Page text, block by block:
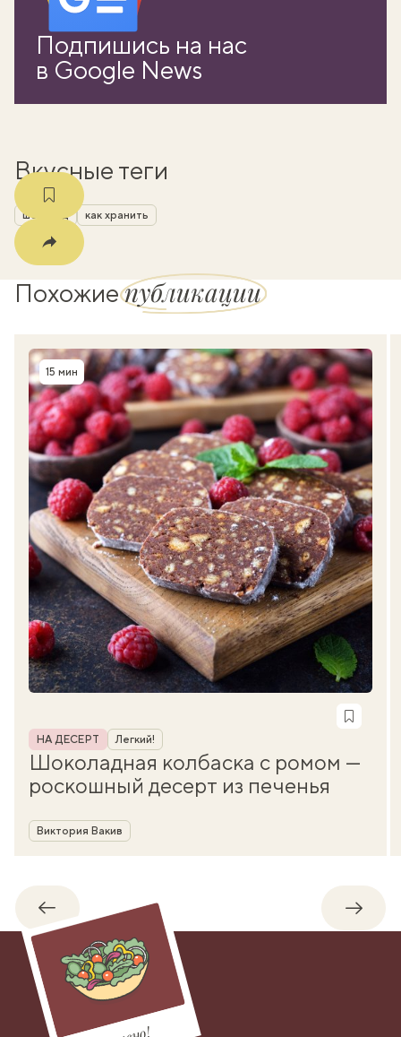
Подпишись на нас
в Google News
Вкусные теги
шоколад как хранить
Похожиепубликации
Время приготовления
15 мин
Рубрика
НА ДЕСЕРТ Легкий!
Шоколадная колбаска с ромом —
роскошный десерт из печенья
Автор
Виктория Вакив
Обратно